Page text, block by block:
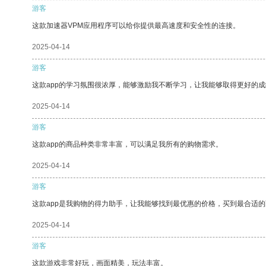
游客
这款加速器VPM应用程序可以给你提供最高速度和安全性的连接。
2025-04-14
游客
这款app的学习氛围很浓厚，能够激励我不断学习，让我能够取得更好的成
2025-04-14
游客
这款app的商品种类非常丰富，可以满足我所有的购物需求。
2025-04-14
游客
这款app是我购物的得力助手，让我能够找到最优惠的价格，买到最合适的
2025-04-14
游客
这款游戏非常好玩，画面精美，玩法丰富。